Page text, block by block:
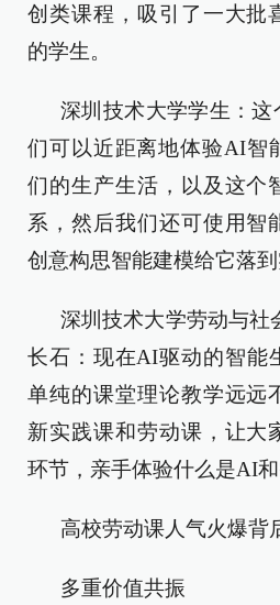
创类课程，吸引了一大批
的学生。
深圳技术大学学生：
们可以近距离地体验AI智
们的生产生活，以及这个
系，然后我们还可使用智
创意构思智能建模给它落到
深圳技术大学劳动与社
长石：现在AI驱动的智能
单纯的课堂理论教学远远
新实践课和劳动课，让大
环节，亲手体验什么是AI和
高校劳动课人气火爆背
多重价值共振